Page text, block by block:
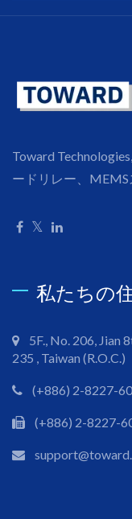
Toward
ードリレー、MEMS
私たちの
5F., No. 206, Jian
235 , Taiwan (R.O.C.)
(+886) 2-8227-
(+886) 2-8227-